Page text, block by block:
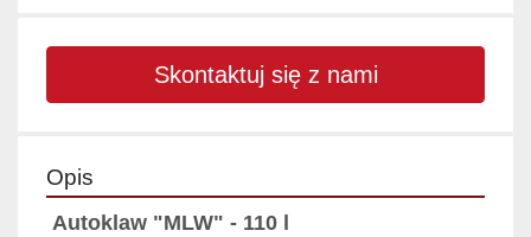
Skontaktuj się z nami
Opis
Autoklaw "MLW" - 110 l